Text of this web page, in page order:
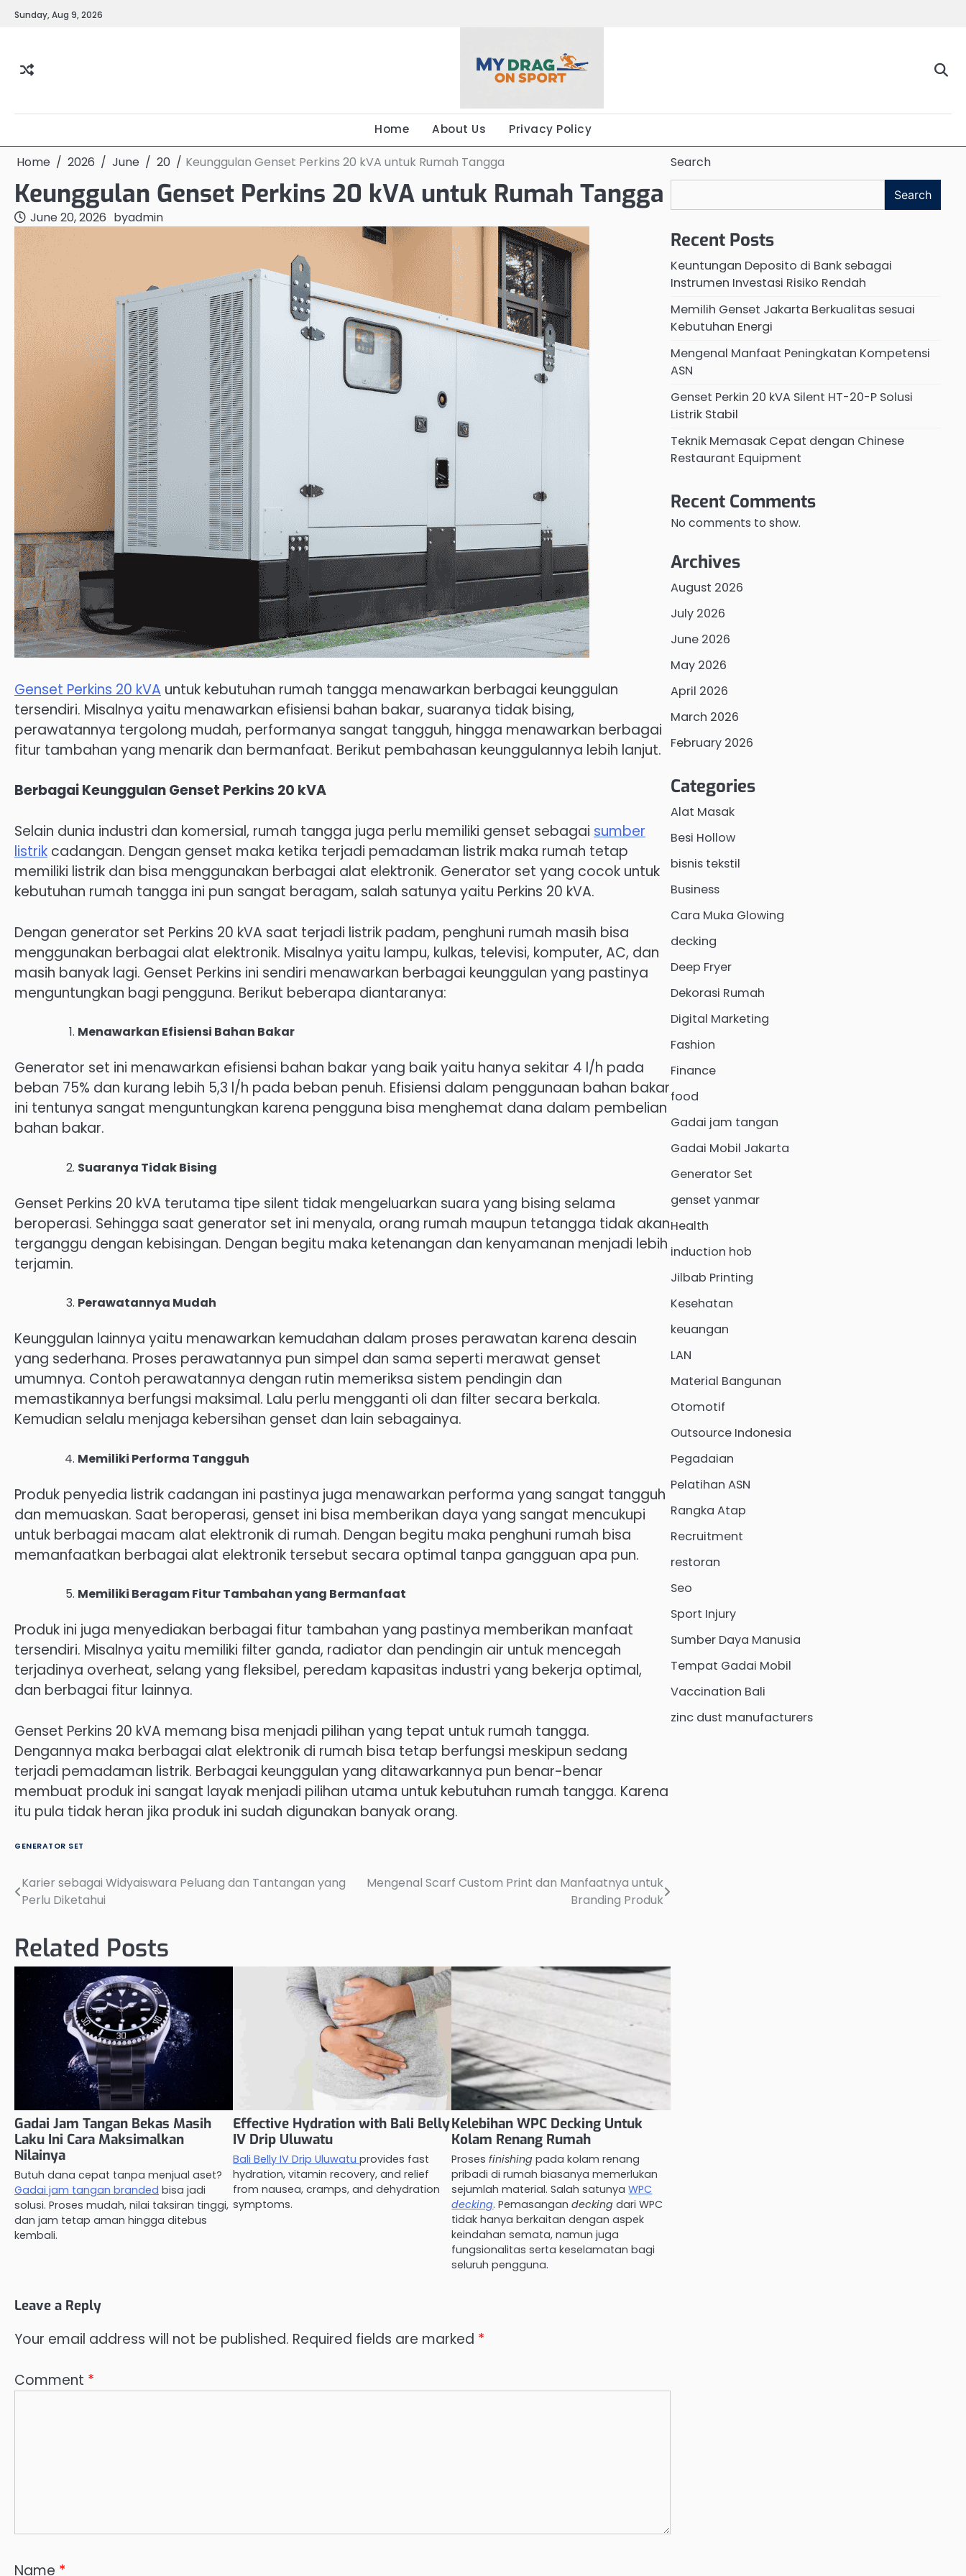
SkipSunday, Aug 9, 2026
Home About Us Privacy Policy
Home 2026 June 20 Keunggulan Genset Perkins 20 kVA untuk Rumah Tangga
Keunggulan Genset Perkins 20 kVA untuk Rumah Tangga
June 20, 2026 byadmin
Genset Perkins 20 kVA untuk kebutuhan rumah tangga menawarkan berbagai keunggulan
tersendiri. Misalnya yaitu menawarkan efisiensi bahan bakar, suaranya tidak bising,
perawatannya tergolong mudah, performanya sangat tangguh, hingga menawarkan berbagai
fitur tambahan yang menarik dan bermanfaat. Berikut pembahasan keunggulannya lebih lanjut.
Berbagai Keunggulan Genset Perkins 20 kVA
Selain dunia industri dan komersial, rumah tangga juga perlu memiliki genset sebagai sumber
listrik cadangan. Dengan genset maka ketika terjadi pemadaman listrik maka rumah tetap
memiliki listrik dan bisa menggunakan berbagai alat elektronik. Generator set yang cocok untuk
kebutuhan rumah tangga ini pun sangat beragam, salah satunya yaitu Perkins 20 kVA.
Dengan generator set Perkins 20 kVA saat terjadi listrik padam, penghuni rumah masih bisa
menggunakan berbagai alat elektronik. Misalnya yaitu lampu, kulkas, televisi, komputer, AC, dan
masih banyak lagi. Genset Perkins ini sendiri menawarkan berbagai keunggulan yang pastinya
menguntungkan bagi pengguna. Berikut beberapa diantaranya:
Menawarkan Efisiensi Bahan Bakar
Generator set ini menawarkan efisiensi bahan bakar yang baik yaitu hanya sekitar 4 l/h pada
beban 75% dan kurang lebih 5,3 l/h pada beban penuh. Efisiensi dalam penggunaan bahan bakar
ini tentunya sangat menguntungkan karena pengguna bisa menghemat dana dalam pembelian
bahan bakar.
Suaranya Tidak Bising
Genset Perkins 20 kVA terutama tipe silent tidak mengeluarkan suara yang bising selama
beroperasi. Sehingga saat generator set ini menyala, orang rumah maupun tetangga tidak akan
terganggu dengan kebisingan. Dengan begitu maka ketenangan dan kenyamanan menjadi lebih
terjamin.
Perawatannya Mudah
Keunggulan lainnya yaitu menawarkan kemudahan dalam proses perawatan karena desain
yang sederhana. Proses perawatannya pun simpel dan sama seperti merawat genset
umumnya. Contoh perawatannya dengan rutin memeriksa sistem pendingin dan
memastikannya berfungsi maksimal. Lalu perlu mengganti oli dan filter secara berkala.
Kemudian selalu menjaga kebersihan genset dan lain sebagainya.
Memiliki Performa Tangguh
Produk penyedia listrik cadangan ini pastinya juga menawarkan performa yang sangat tangguh
dan memuaskan. Saat beroperasi, genset ini bisa memberikan daya yang sangat mencukupi
untuk berbagai macam alat elektronik di rumah. Dengan begitu maka penghuni rumah bisa
memanfaatkan berbagai alat elektronik tersebut secara optimal tanpa gangguan apa pun.
Memiliki Beragam Fitur Tambahan yang Bermanfaat
Produk ini juga menyediakan berbagai fitur tambahan yang pastinya memberikan manfaat
tersendiri. Misalnya yaitu memiliki filter ganda, radiator dan pendingin air untuk mencegah
terjadinya overheat, selang yang fleksibel, peredam kapasitas industri yang bekerja optimal,
dan berbagai fitur lainnya.
Genset Perkins 20 kVA memang bisa menjadi pilihan yang tepat untuk rumah tangga.
Dengannya maka berbagai alat elektronik di rumah bisa tetap berfungsi meskipun sedang
terjadi pemadaman listrik. Berbagai keunggulan yang ditawarkannya pun benar-benar
membuat produk ini sangat layak menjadi pilihan utama untuk kebutuhan rumah tangga. Karena
itu pula tidak heran jika produk ini sudah digunakan banyak orang.
GENERATOR SET
Post
Karier sebagai Widyaiswara Peluang dan Tantangan yang
Perlu Diketahui
Mengenal Scarf Custom Print dan Manfaatnya untuk
Branding Produk
Related Posts
Gadai Jam Tangan Bekas Masih
Laku Ini Cara Maksimalkan
Nilainya
Butuh dana cepat tanpa menjual aset?
Gadai jam tangan branded bisa jadi
solusi. Proses mudah, nilai taksiran tinggi,
dan jam tetap aman hingga ditebus
kembali.
Effective Hydration with Bali Belly
IV Drip Uluwatu
Bali Belly IV Drip Uluwatuprovides fast
hydration, vitamin recovery, and relief
from nausea, cramps, and dehydration
symptoms.
Kelebihan WPC Decking Untuk
Kolam Renang Rumah
Prosesfinishingpada kolam renang
pribadi di rumah biasanya memerlukan
sejumlah material. Salah satunyaWPC
decking. Pemasangandecking dari WPC
tidak hanya berkaitan dengan aspek
keindahan semata, namun juga
fungsionalitas serta keselamatan bagi
seluruh pengguna.
Leave a Reply
Your email address will not be published. Required fields are marked *
Comment *
Name *
Search
Search
Recent Posts
Keuntungan Deposito di Bank sebagai
Instrumen Investasi Risiko Rendah
Memilih Genset Jakarta Berkualitas sesuai
Kebutuhan Energi
Mengenal Manfaat Peningkatan Kompetensi
ASN
Genset Perkin 20 kVA Silent HT-20-P Solusi
Listrik Stabil
Teknik Memasak Cepat dengan Chinese
Restaurant Equipment
Recent Comments
No comments to show.
Archives
August 2026
July 2026
June 2026
May 2026
April 2026
March 2026
February 2026
Categories
Alat Masak
Besi Hollow
bisnis tekstil
Business
Cara Muka Glowing
decking
Deep Fryer
Dekorasi Rumah
Digital Marketing
Fashion
Finance
food
Gadai jam tangan
Gadai Mobil Jakarta
Generator Set
genset yanmar
Health
induction hob
Jilbab Printing
Kesehatan
keuangan
LAN
Material Bangunan
Otomotif
Outsource Indonesia
Pegadaian
Pelatihan ASN
Rangka Atap
Recruitment
restoran
Seo
Sport Injury
Sumber Daya Manusia
Tempat Gadai Mobil
Vaccination Bali
zinc dust manufacturers